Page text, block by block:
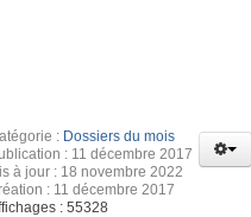
: Dossiers du mois
: 11 décembre 2017
à jour : 18 novembre 2022
: 11 décembre 2017
: 55328